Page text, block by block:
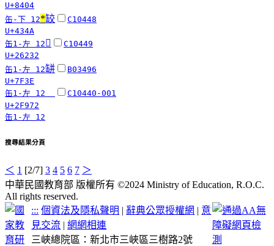
U+8404
缶-下 12*䍊
C10448
U+434A
缶1-左 12 𦈲
C10449
U+26232
缶1-左 12缾
B03496
U+7F3E
缶1-左 12
C10440-001
U+2F972
缶1-左 12
搜尋結果分頁
＜ 1 [2/7] 3 4 5 6 7 ＞
中華民國教育部 版權所有 ©2024 Ministry of Education, R.O.C.
All rights reserved.
::: 個資法及隱私聲明 | 辭典公眾授權網 | 意
見交流 |網網相連
三峽總院區：新北市三峽區三樹路2號